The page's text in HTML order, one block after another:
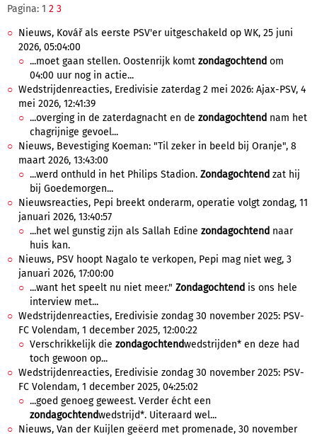
Pagina: 1 2 3
Nieuws, Kovář als eerste PSV'er uitgeschakeld op WK, 25 juni
2026, 05:04:00
...moet gaan stellen. Oostenrijk komt zondagochtend om
04:00 uur nog in actie...
Wedstrijdenreacties, Eredivisie zaterdag 2 mei 2026: Ajax-PSV, 4
mei 2026, 12:41:39
...overging in de zaterdagnacht en de zondagochtend nam het
chagrijnige gevoel...
Nieuws, Bevestiging Koeman: "Til zeker in beeld bij Oranje", 8
maart 2026, 13:43:00
...werd onthuld in het Philips Stadion. Zondagochtend zat hij
bij Goedemorgen...
Nieuwsreacties, Pepi breekt onderarm, operatie volgt zondag, 11
januari 2026, 13:40:57
...het wel gunstig zijn als Sallah Edine zondagochtend naar
huis kan.
Nieuws, PSV hoopt Nagalo te verkopen, Pepi mag niet weg, 3
januari 2026, 17:00:00
...want het speelt nu niet meer." Zondagochtend is ons hele
interview met...
Wedstrijdenreacties, Eredivisie zondag 30 november 2025: PSV-
FC Volendam, 1 december 2025, 12:00:22
Verschrikkelijk die zondagochtendwedstrijden* en deze had
toch gewoon op...
Wedstrijdenreacties, Eredivisie zondag 30 november 2025: PSV-
FC Volendam, 1 december 2025, 04:25:02
...goed genoeg geweest. Verder écht een
zondagochtendwedstrijd*. Uiteraard wel...
Nieuws, Van der Kuijlen geëerd met promenade, 30 november